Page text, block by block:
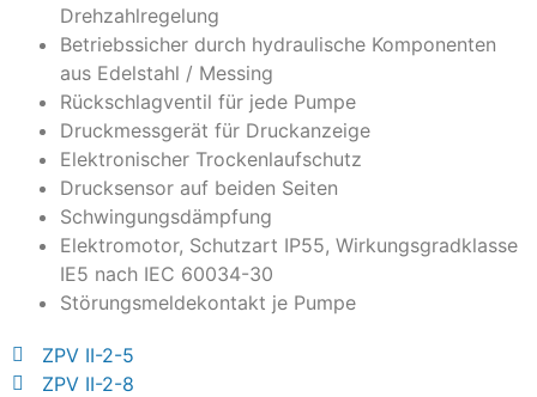
Drehzahlregelung
Betriebssicher durch hydraulische Komponenten
aus Edelstahl / Messing
Rückschlagventil für jede Pumpe
Druckmessgerät für Druckanzeige
Elektronischer Trockenlaufschutz
Drucksensor auf beiden Seiten
Schwingungsdämpfung
Elektromotor, Schutzart IP55, Wirkungsgradklasse
IE5 nach IEC 60034-30
Störungsmeldekontakt je Pumpe
ZPV II-2-5
ZPV II-2-8